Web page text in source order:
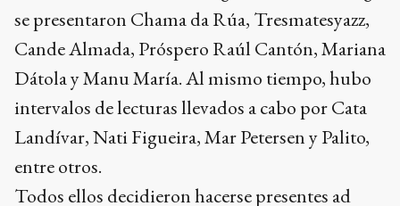
intervalos de lecturas llevados a cabo por Cata
Landívar, Nati Figueira, Mar Petersen y Palito,
entre otros.
Todos ellos decidieron hacerse presentes ad
honorem para apoyar la movida en contra del
vaciamiento de la Biblioteca Popular Juan
Antonio Salceda. A pesar del intenso calor, un